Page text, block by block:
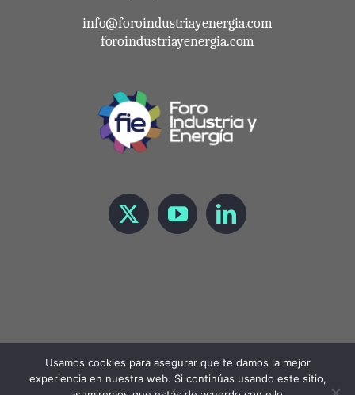
info@foroindustriayenergia.com
foroindustriayenergia.com
Usamos cookies para asegurar que te damos la mejor
experiencia en nuestra web. Si continúas usando este sitio,